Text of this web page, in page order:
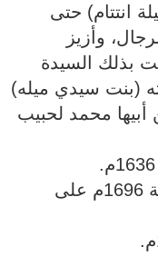
انتتام) حتى
وأزيز
بذلك السيدة
(بنت سيدي ميله)
محمد لحبيب
أما الأمير هدي فتوفي حوالي سنة 1696م على